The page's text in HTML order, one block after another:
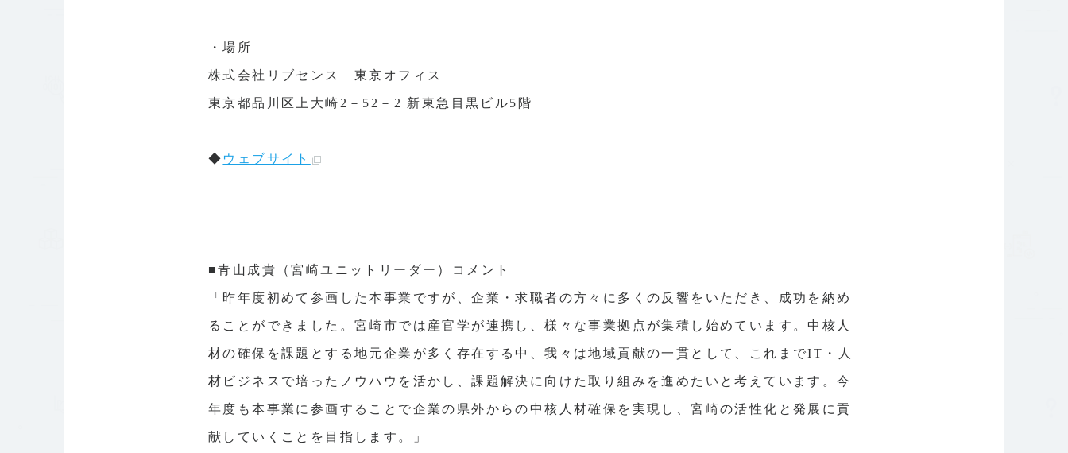
・場所
株式会社リブセンス 東京オフィス
東京都品川区上大崎2－52－2 新東急目黒ビル5階
◆ ウェブサイト
■青山成貴（宮崎ユニットリーダー）コメント
「昨年度初めて参画した本事業ですが、企業・求職者の方々に多くの反響をいただき、成功を納め
ることができました。宮崎市では産官学が連携し、様々な事業拠点が集積し始めています。中核人
材の確保を課題とする地元企業が多く存在する中、我々は地域貢献の一貫として、これまでIT・人
材ビジネスで培ったノウハウを活かし、課題解決に向けた取り組みを進めたいと考えています。今
年度も本事業に参画することで企業の県外からの中核人材確保を実現し、宮崎の活性化と発展に貢
献していくことを目指します。」